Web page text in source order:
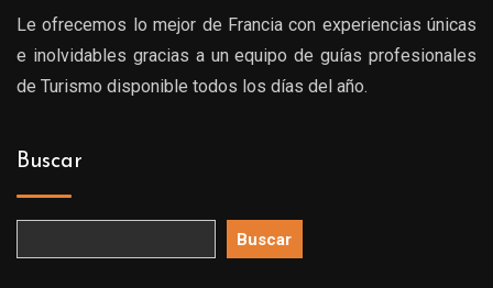
Le ofrecemos lo mejor de Francia con experiencias únicas
e inolvidables gracias a un equipo de guías profesionales
de Turismo disponible todos los días del año.
Buscar
Buscar